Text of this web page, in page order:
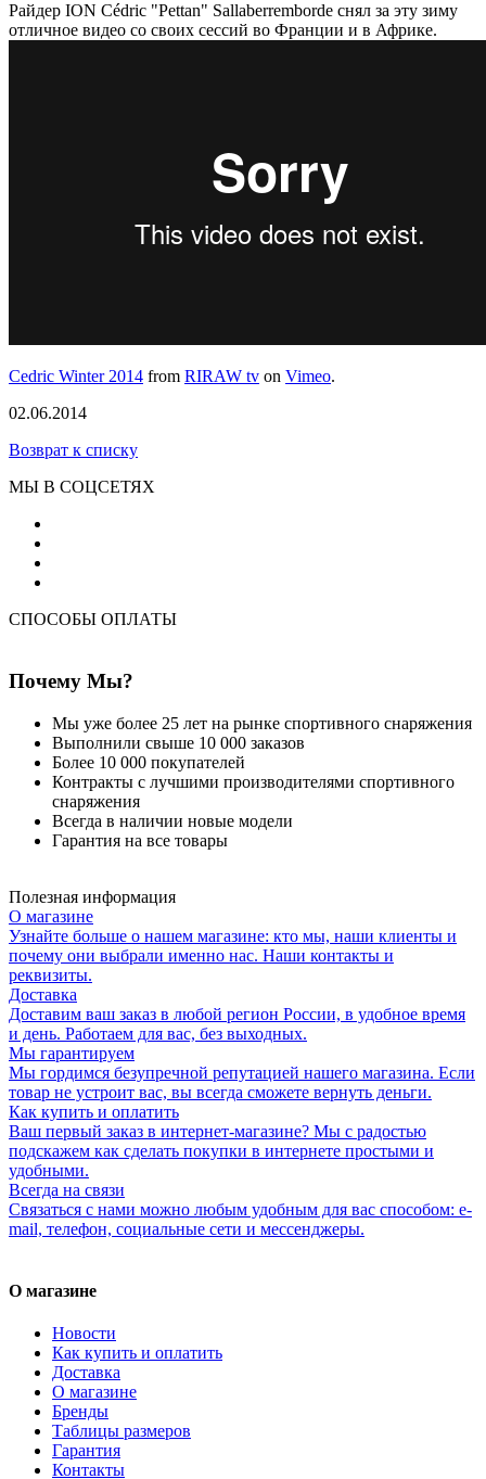
Райдер ION Cédric "Pettan" Sallaberremborde снял за эту зиму
отличное видео со своих сессий во Франции и в Африке.
Cedric Winter 2014 from RIRAW tv on Vimeo.
02.06.2014
Возврат к списку
МЫ В СОЦСЕТЯХ
СПОСОБЫ ОПЛАТЫ
Почему Мы?
Мы уже более 25 лет на рынке спортивного снаряжения
Выполнили свыше 10 000 заказов
Более 10 000 покупателей
Контракты с лучшими производителями спортивного
снаряжения
Всегда в наличии новые модели
Гарантия на все товары
Полезная информация
О магазине
Узнайте больше о нашем магазине: кто мы, наши клиенты и
почему они выбрали именно нас. Наши контакты и
реквизиты.
Доставка
Доставим ваш заказ в любой регион России, в удобное время
и день. Работаем для вас, без выходных.
Мы гарантируем
Мы гордимся безупречной репутацией нашего магазина. Если
товар не устроит вас, вы всегда сможете вернуть деньги.
Как купить и оплатить
Ваш первый заказ в интернет-магазине? Мы с радостью
подскажем как сделать покупки в интернете простыми и
удобными.
Всегда на связи
Связаться с нами можно любым удобным для вас способом: e-
mail, телефон, социальные сети и мессенджеры.
О магазине
Новости
Как купить и оплатить
Доставка
О магазине
Бренды
Таблицы размеров
Гарантия
Контакты